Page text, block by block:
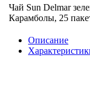
Чай Sun Delmar
Карамболы, 25
Описание